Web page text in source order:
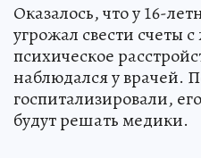
Оказалось, что у 16-
угрожал свести счеты
психическое
наблюдался у врачей.
госпитализировали,
будут решать медики.